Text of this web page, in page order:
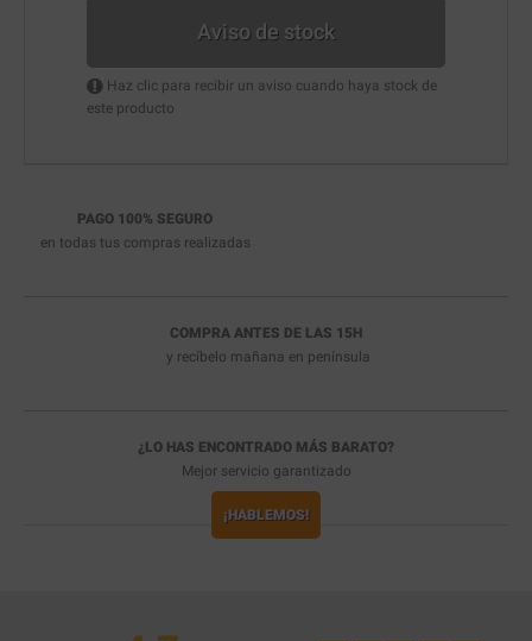
Aviso de stock
Haz clic para recibir un aviso cuando haya stock de
este producto
PAGO 100% SEGURO
en todas tus compras realizadas
COMPRA ANTES DE LAS 15H
y recíbelo mañana en península
¿LO HAS ENCONTRADO MÁS BARATO?
Mejor servicio garantizado
¡HABLEMOS!